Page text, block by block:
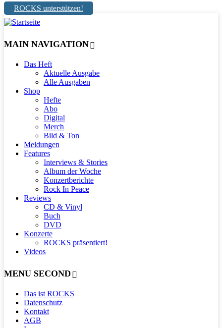
ROCKS unterstützen!
MAIN NAVIGATION
Das Heft
Aktuelle Ausgabe
Alle Ausgaben
Shop
Hefte
Abo
Digital
Merch
Bild & Ton
Meldungen
Features
Interviews & Stories
Album der Woche
Konzertberichte
Rock In Peace
Reviews
CD & Vinyl
Buch
DVD
Konzerte
ROCKS präsentiert!
Videos
MENU SECOND
Das ist ROCKS
Datenschutz
Kontakt
AGB